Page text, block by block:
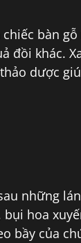
bàn
đồi khác.
dược
những
hoa
bầy của